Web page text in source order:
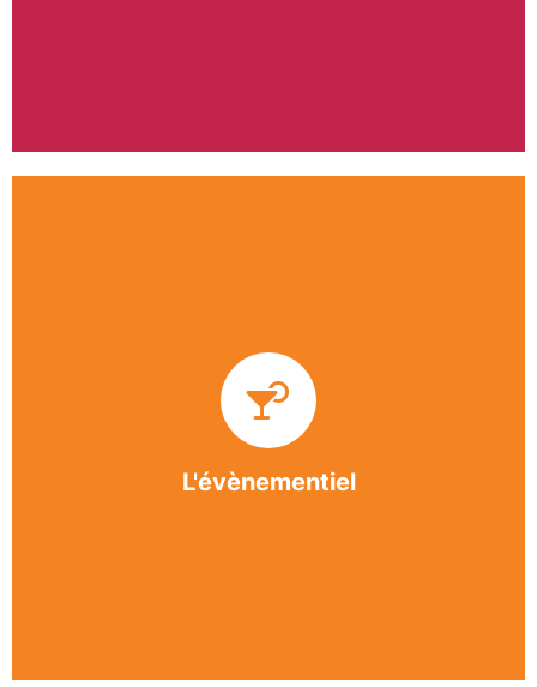
L'évènementiel
BASE apporte des solutions innovantes et
originales dans l’organisation des manifestations,
festivals, conventions, colloques et assemblées